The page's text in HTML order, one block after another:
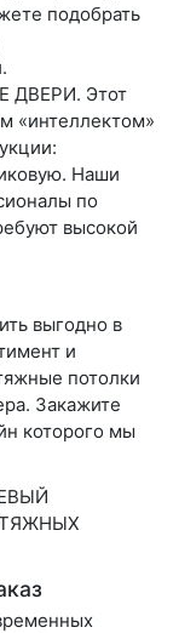
подобрать
Этот
«интеллектом»
Наши
по
высокой
выгодно в
и
потолки
Закажите
которого мы